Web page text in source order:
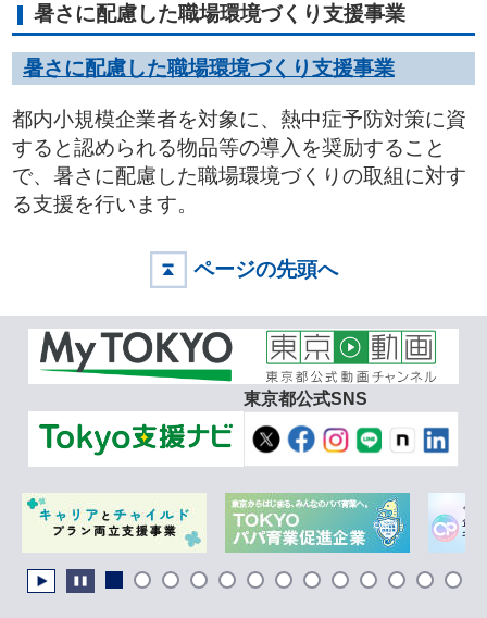
暑さに配慮した職場環境づくり支援事業
暑さに配慮した職場環境づくり支援事業
都内小規模企業者を対象に、熱中症予防対策に資
すると認められる物品等の導入を奨励すること
で、暑さに配慮した職場環境づくりの取組に対す
る支援を行います。
ページの先頭へ
東京都公式SNS